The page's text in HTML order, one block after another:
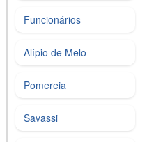
Funcionários
Alípio de Melo
Pomereia
Savassi